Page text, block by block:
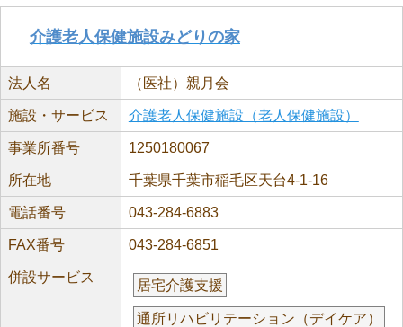
介護老人保健施設みどりの家
法人名 （医社）親月会
施設・サービス 介護老人保健施設（老人保健施設）
事業所番号 1250180067
所在地 千葉県千葉市稲毛区天台4-1-16
電話番号 043-284-6883
FAX番号 043-284-6851
併設サービス
居宅介護支援
通所リハビリテーション（デイケア）